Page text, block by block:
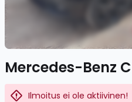
Mercedes-Benz C
Ilmoitus ei ole aktiivinen!